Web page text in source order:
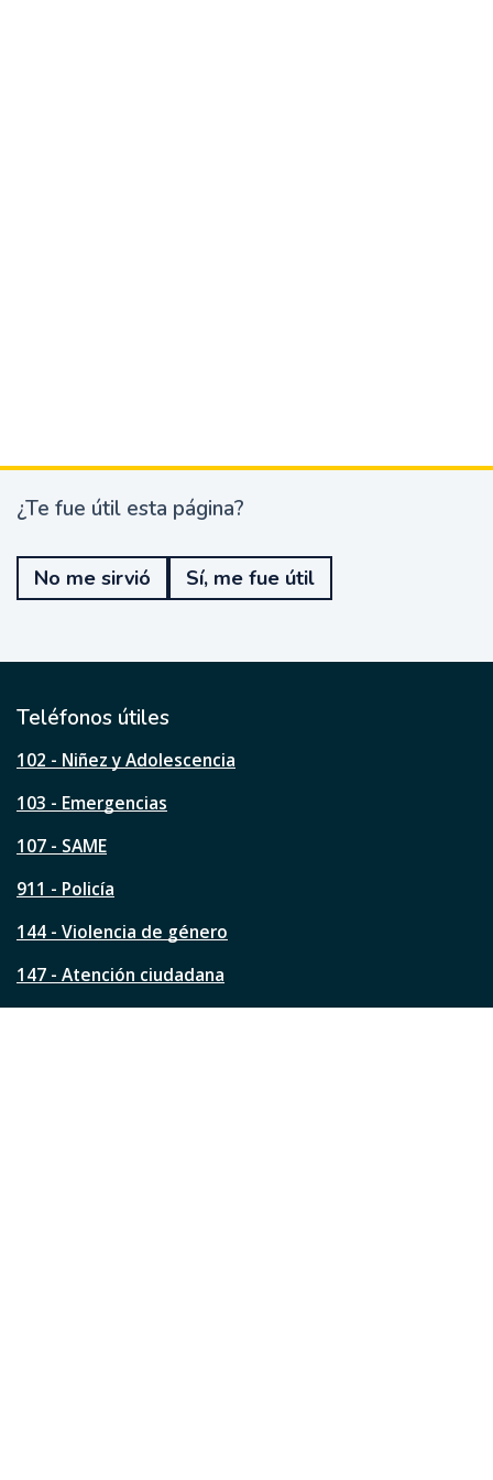
¿
e
u
t
l
s
a
á
i
a
¿Te fue útil esta página?
No me sirvió Sí, me fue útil
Teléfonos útiles
102 - Niñez y Adolescencia
103 - Emergencias
107 - SAME
911 - Policía
144 - Violencia de género
147 - Atención ciudadana